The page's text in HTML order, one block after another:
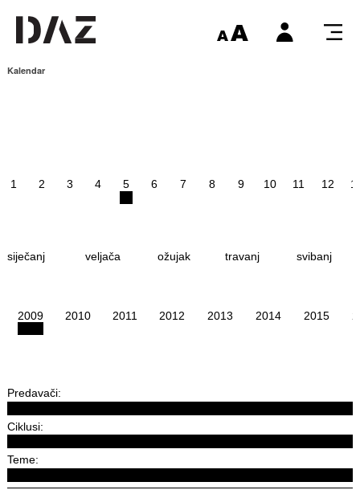
Kalendar
1 2 3 4 5 6 7 8 9 10 11 12
siječanj veljača ožujak travanj svibanj
2009 2010 2011 2012 2013 2014 2015
Predavači:
Ciklusi:
Teme: